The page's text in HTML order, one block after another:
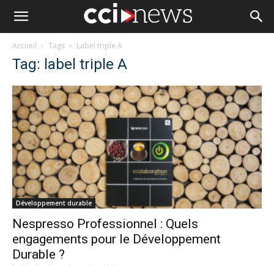
Accueil Tags Label triple A
Tag: label triple A
Développement durable
Nespresso Professionnel : Quels
engagements pour le Développement
Durable ?